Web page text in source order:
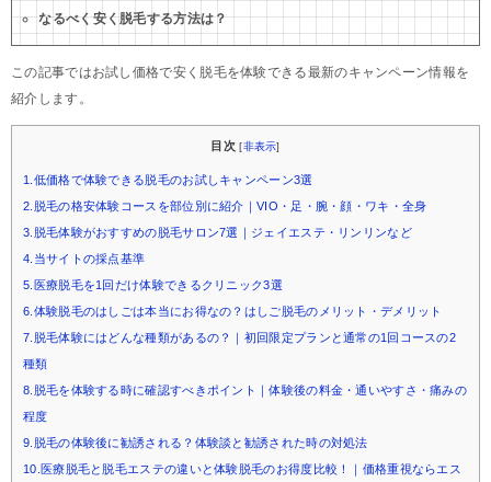
なるべく安く脱毛する方法は？
この記事ではお試し価格で安く脱毛を体験できる最新のキャンペーン情報を
紹介します。
目次 [非表示]
1.低価格で体験できる脱毛のお試しキャンペーン3選
2.脱毛の格安体験コースを部位別に紹介｜VIO・足・腕・顔・ワキ・全身
3.脱毛体験がおすすめの脱毛サロン7選｜ジェイエステ・リンリンなど
4.当サイトの採点基準
5.医療脱毛を1回だけ体験できるクリニック3選
6.体験脱毛のはしごは本当にお得なの？はしご脱毛のメリット・デメリット
7.脱毛体験にはどんな種類があるの？｜初回限定プランと通常の1回コースの2
種類
8.脱毛を体験する時に確認すべきポイント｜体験後の料金・通いやすさ・痛みの
程度
9.脱毛の体験後に勧誘される？体験談と勧誘された時の対処法
10.医療脱毛と脱毛エステの違いと体験脱毛のお得度比較！｜価格重視ならエス